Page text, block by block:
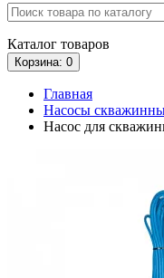
Каталог товаров
Корзина: 0
Главная
Насосы
Насос для